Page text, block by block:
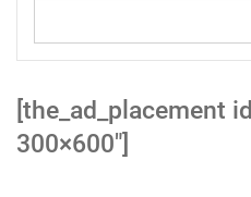
[the_ad_placement
300×600″]